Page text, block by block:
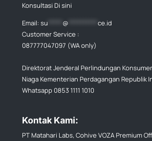
Konsultasi Di sini
Email: su @
ce.id
Customer Service :
087777047097 (WA only)
Direktorat Jenderal Perlindungan
Niaga Kementerian Perdagangan Republik
Whatsapp 0853 1111 1010
Kontak Kami:
PT Matahari Labs, Cohive VOZA Premium